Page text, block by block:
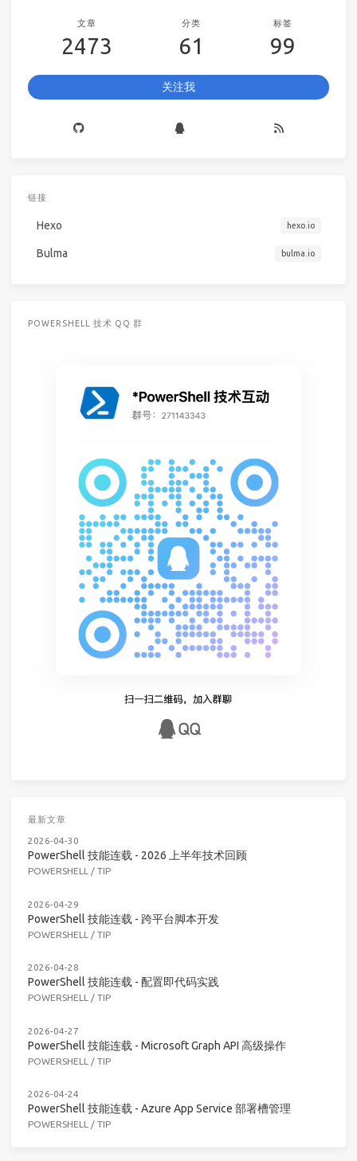
文章
2473
分类
61
标签
99
关注我
链接
Hexo hexo.io
Bulma bulma.io
POWERSHELL 技术 QQ 群
最新文章
2026-04-30
PowerShell 技能连载 - 2026 上半年技术回顾
POWERSHELL / TIP
2026-04-29
PowerShell 技能连载 - 跨平台脚本开发
POWERSHELL / TIP
2026-04-28
PowerShell 技能连载 - 配置即代码实践
POWERSHELL / TIP
2026-04-27
PowerShell 技能连载 - Microsoft Graph API 高级操作
POWERSHELL / TIP
2026-04-24
PowerShell 技能连载 - Azure App Service 部署槽管理
POWERSHELL / TIP